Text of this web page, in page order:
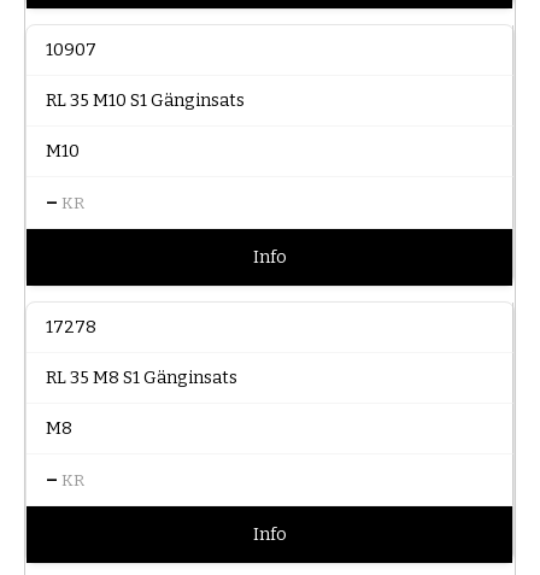
10907
RL 35 M10 S1 Gänginsats
M10
– KR
Info
17278
RL 35 M8 S1 Gänginsats
M8
– KR
Info